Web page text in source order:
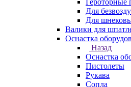
Героторные
Для
Для
Валики для
Оснастка
Назад
Оснастка
Пистолеты
Рукава
Сопла